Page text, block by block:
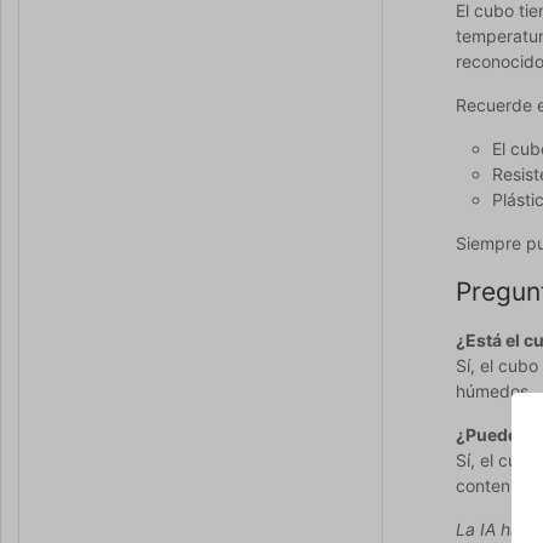
El cubo
Recuerde
El
Siempre
¿Está el
Sí, el
húmedos.
¿Puede
Sí, el
contenido.
La IA ha